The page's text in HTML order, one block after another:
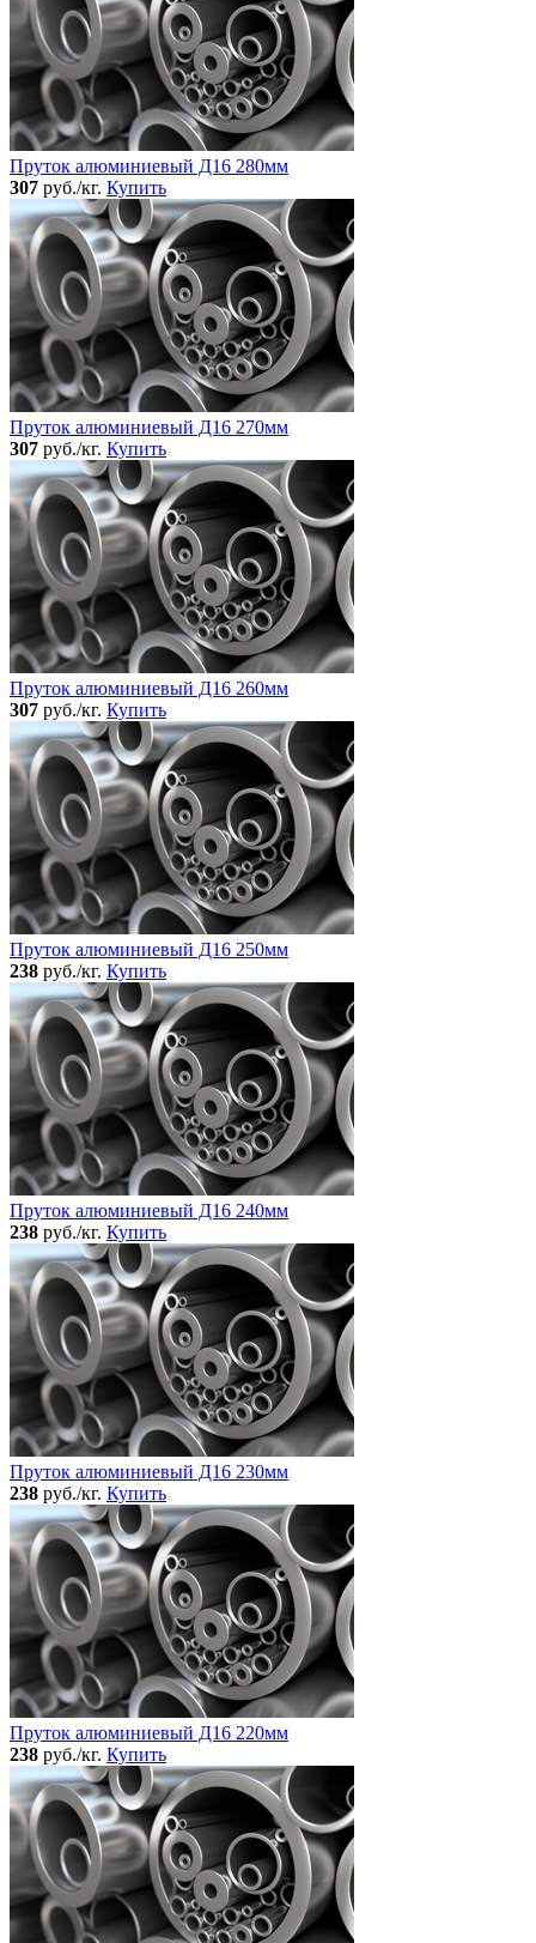
Пруток алюминиевый Д16 280мм
307 руб./кг. Купить
Пруток алюминиевый Д16 270мм
307 руб./кг. Купить
Пруток алюминиевый Д16 260мм
307 руб./кг. Купить
Пруток алюминиевый Д16 250мм
238 руб./кг. Купить
Пруток алюминиевый Д16 240мм
238 руб./кг. Купить
Пруток алюминиевый Д16 230мм
238 руб./кг. Купить
Пруток алюминиевый Д16 220мм
238 руб./кг. Купить